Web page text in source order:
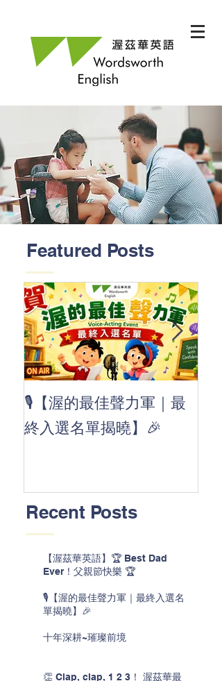
Featured Posts
🎙️【渥的最佳聲力軍｜最
終入選名單揭曉】🎉
Recent Posts
【渥茲華英語】🏆 Best Dad
Ever！父親節快樂 🏆
🎙️【渥的最佳聲力軍｜最終入選名
單揭曉】🎉
十年深耕~璀璨前境
👏 Clap, clap, 1 2 3！ 渥茲華最